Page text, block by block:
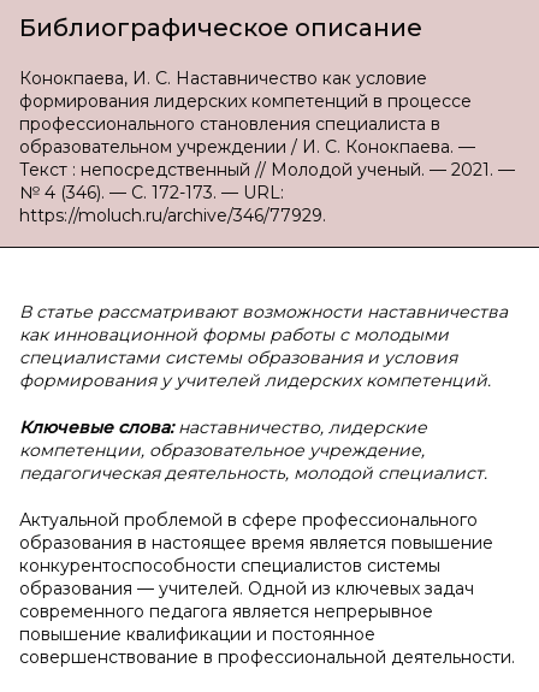
Библиографическое описание
Конокпаева, И. С. Наставничество как условие
формирования лидерских компетенций в процессе
профессионального становления специалиста в
образовательном учреждении / И. С. Конокпаева. —
Текст : непосредственный // Молодой ученый. — 2021. —
№ 4 (346). — С. 172-173. — URL:
https://moluch.ru/archive/346/77929.
В статье рассматривают возможности наставничества
как инновационной формы работы с молодыми
специалистами системы образования и условия
формирования у учителей лидерских компетенций.
Ключевые слова:наставничество, лидерские
компетенции, образовательное учреждение,
педагогическая деятельность, молодой специалист.
Актуальной проблемой в сфере профессионального
образования в настоящее время является повышение
конкурентоспособности специалистов системы
образования — учителей. Одной из ключевых задач
современного педагога является непрерывное
повышение квалификации и постоянное
совершенствование в профессиональной деятельности.